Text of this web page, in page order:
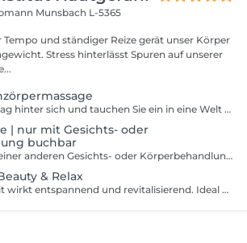
Munsbach L-5365
Tempo und ständiger Reize gerät unser Körper
Stress hinterlässt Spuren auf unserer
Lassen Sie den Alltag hinter sich und tauchen Sie ein in eine Welt absoluten Wohlbefindens. Diese Massage ist für alle die Stress und Hektik ausgesetzt sind. Sie konzentriert sich auf ihr inneres Wohlbefinden, vermittelt Balance und gleicht die Bedürfnisse des Körpers aus. Körper, Geist und Seele werden entspannt und die Energiezirkulation wird wiederhergestellt.
| nur mit Gesichts- oder
buchbar
(nur als Zusatz zu einer anderen Gesichts- oder Körperbehandlung buchbar)
& Relax
Diese kurze Auszeit wirkt entspannend und revitalisierend. Ideal um die Akkus in der Mittagspause oder nach Feierabend noch einmal aufzuladen. Die Haut wird mild gereinigt und tonisiert. Eine Kombination aus Rücken- Gesicht und Kopfmassage bringt Ihnen intensive Entspannung. Für ein frisches und energiegeladenes Aussehen werden Ihre Wimpern und Augenbrauen gefärbt.